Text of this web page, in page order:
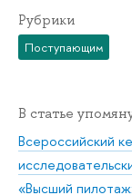
Рубрики
Поступающим
В статье
Всероссийский
«Высший